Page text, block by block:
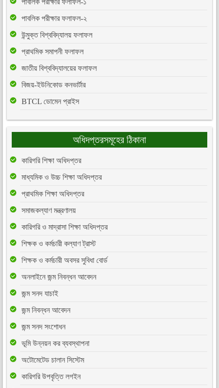
পাবলিক পরীক্ষার ফলাফল-১
পাবলিক পরীক্ষার ফলাফল-২
উন্মুক্ত বিশ্ববিদ্যালয় ফলাফল
প্রাথমিক সমাপনী ফলাফল
জাতীয় বিশ্ববিদ্যালয়ের ফলাফল
বিজয়-ইউনিকোড কনভার্টার
BTCL ডোমেন প্রাইস
অধিদপ্তরসমূহের ঠিকানা
কারিগরি শিক্ষা অধিদপ্তর
মাধ্যমিক ও উচ্চ শিক্ষা অধিদপ্তর
প্রাথমিক শিক্ষা অধিদপ্তর
সমাজকল্যাণ মন্ত্রণালয়
কারিগরি ও মাদ্রাসা শিক্ষা অধিদপ্তর
শিক্ষক ও কর্মচারী কল্যাণ ট্রাস্ট
শিক্ষক ও কর্মচারী অবসর সুবিধা বোর্ড
অনলাইনে জন্ম নিবন্ধন আবেদন
জন্ম সনদ যাচাই
জন্ম নিবন্ধন আবেদন
জন্ম সনদ সংশোধন
ভূমি উন্নয়ন কর ব্যবস্থাপনা
অটোমেটেড চালান সিস্টেম
কারিগরি উপবৃত্তি লগইন